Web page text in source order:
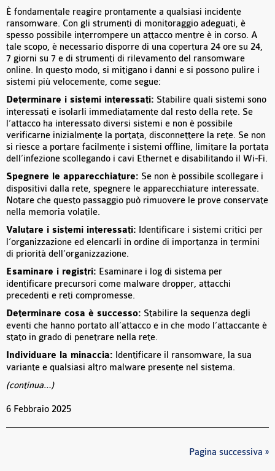
È fondamentale reagire prontamente a qualsiasi incidente
ransomware. Con gli strumenti di monitoraggio adeguati, è
spesso possibile interrompere un attacco mentre è in corso. A
tale scopo, è necessario disporre di una copertura 24 ore su 24,
7 giorni su 7 e di strumenti di rilevamento del ransomware
online. In questo modo, si mitigano i danni e si possono pulire i
sistemi più velocemente, come segue:
Determinare i sistemi interessati: Stabilire quali sistemi sono
interessati e isolarli immediatamente dal resto della rete. Se
l’attacco ha interessato diversi sistemi e non è possibile
verificarne inizialmente la portata, disconnettere la rete. Se non
si riesce a portare facilmente i sistemi offline, limitare la portata
dell’infezione scollegando i cavi Ethernet e disabilitando il Wi-Fi.
Spegnere le apparecchiature: Se non è possibile scollegare i
dispositivi dalla rete, spegnere le apparecchiature interessate.
Notare che questo passaggio può rimuovere le prove conservate
nella memoria volatile.
Valutare i sistemi interessati: Identificare i sistemi critici per
l’organizzazione ed elencarli in ordine di importanza in termini
di priorità dell’organizzazione.
Esaminare i registri: Esaminare i log di sistema per
identificare precursori come malware dropper, attacchi
precedenti e reti compromesse.
Determinare cosa è successo: Stabilire la sequenza degli
eventi che hanno portato all’attacco e in che modo l’attaccante è
stato in grado di penetrare nella rete.
Individuare la minaccia: Identificare il ransomware, la sua
variante e qualsiasi altro malware presente nel sistema.
(continua…)
6 Febbraio 2025
Pagina successiva »